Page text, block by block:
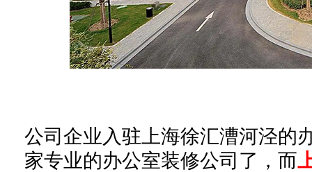
公司企业入驻上海徐汇漕河泾的
家专业的办公室装修公司了，而